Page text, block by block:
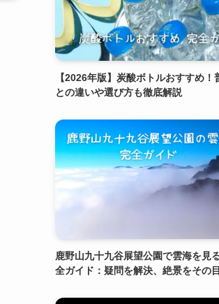
【2026年版】炭酸ボトルおすすめ！
との違いや選び方も徹底解説
鹿野山九十九谷展望公園で雲海を見
全ガイド：疑問を解決、絶景をその